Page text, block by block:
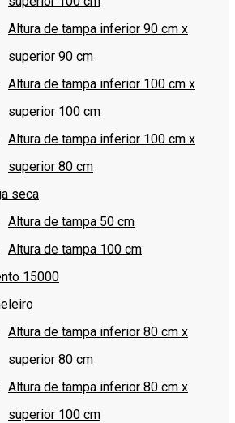
Altura de tampa inferior 90 cm x
superior 90 cm
Altura de tampa inferior 100 cm x
superior 100 cm
Altura de tampa inferior 100 cm x
superior 80 cm
seca
Altura de tampa 50 cm
Altura de tampa 100 cm
15000
Altura de tampa inferior 80 cm x
superior 80 cm
Altura de tampa inferior 80 cm x
superior 100 cm